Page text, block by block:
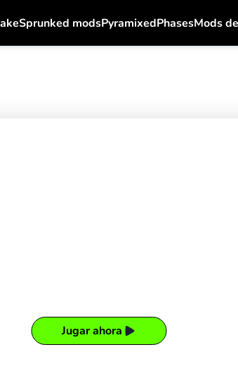
Sprunked modsPyramixedPhasesMods
Jugar ahora